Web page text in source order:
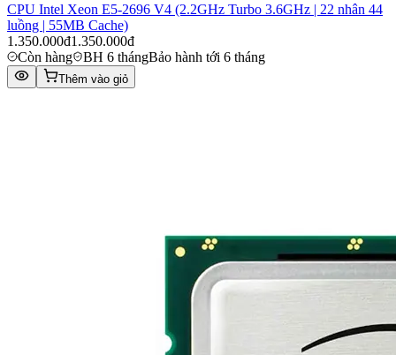
CPU Intel Xeon E5-2696 V4 (2.2GHz Turbo 3.6GHz | 22 nhân 44
luồng | 55MB Cache)
1.350.000đ1.350.000đ
Còn hàng
BH 6 thángBảo hành tới 6 tháng
Thêm vào giỏ